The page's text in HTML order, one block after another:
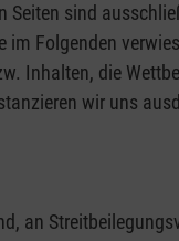
sind
Folgenden
Inhalten, die
wir uns
an